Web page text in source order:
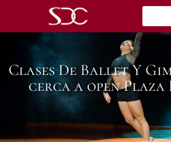
Clases De Ballet Y
cerca a open